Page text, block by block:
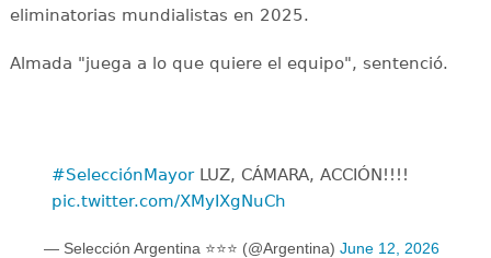
eliminatorias mundialistas en 2025.
Almada "juega a lo que quiere el equipo", sentenció.
#SelecciónMayorLUZ, CÁMARA, ACCIÓN!!!!
pic.twitter.com/XMyIXgNuCh
— Selección Argentina ⭐⭐⭐ (@Argentina) June 12, 2026